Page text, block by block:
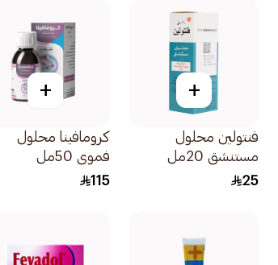
+
فنتولين محلول
مستنشق 20مل
25
+
كرومافينا محلول
فموي 50مل
115